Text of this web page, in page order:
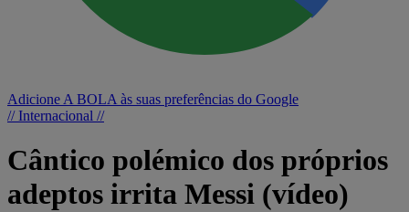
Adicione A BOLA às suas preferências do Google
// Internacional //
Cântico polémico dos próprios
adeptos irrita Messi (vídeo)